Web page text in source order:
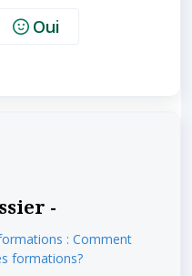
Oui
-
: Comment
formations?